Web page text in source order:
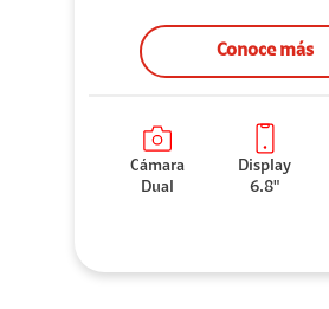
Conoce más
Cámara
Dual
Display
6.8"